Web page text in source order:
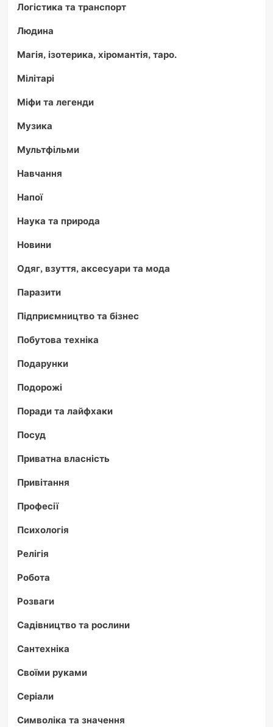
Логістика та транспорт
Людина
Магія, ізотерика, хіромантія, таро.
Мілітарі
Міфи та легенди
Музика
Мультфільми
Навчання
Напої
Наука та природа
Новини
Одяг, взуття, аксесуари та мода
Паразити
Підприємництво та бізнес
Побутова техніка
Подарунки
Подорожі
Поради та лайфхаки
Посуд
Приватна власність
Привітання
Професії
Психологія
Релігія
Робота
Розваги
Садівництво та рослини
Сантехніка
Своїми руками
Серіали
Символіка та значення